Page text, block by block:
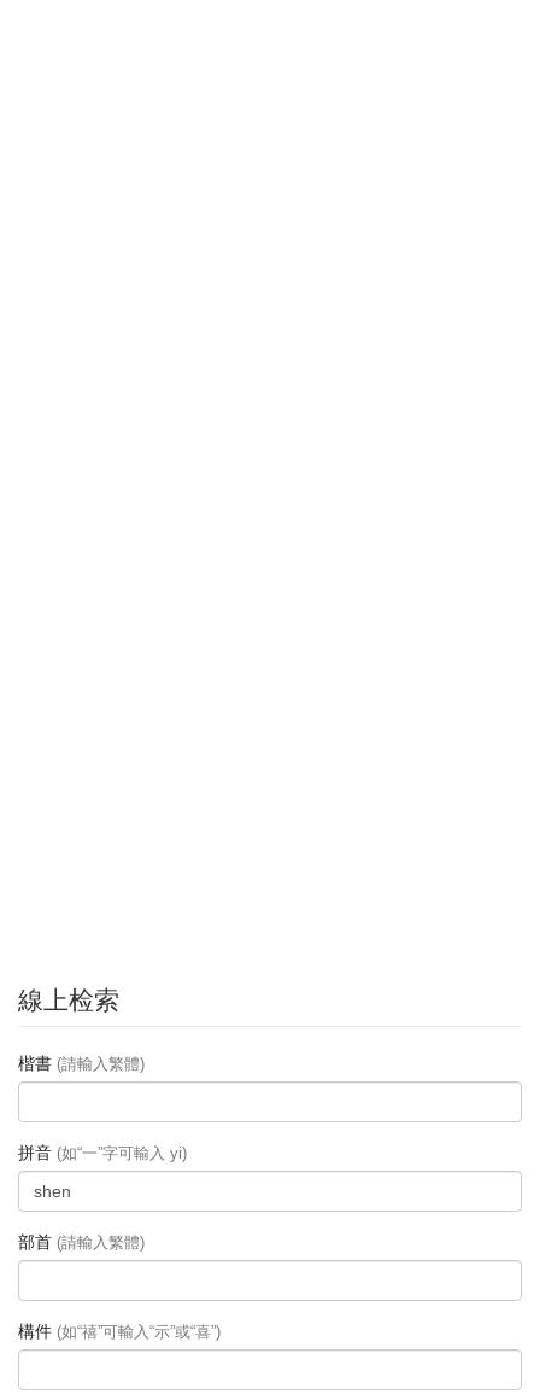
線上检索
楷書 (請輸入繁體)
拼音 (如“一”字可輸入 yi)
部首 (請輸入繁體)
構件 (如“禧”可輸入“示”或“喜”)